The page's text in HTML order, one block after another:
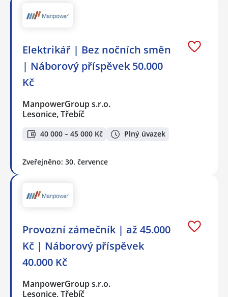
Elektrikář | Bez nočních směn
| Náborový příspěvek 50.000
Kč
ManpowerGroup s.r.o.
Lesonice, Třebíč
40 000 – 45 000 Kč Plný úvazek
Zveřejněno: 30. července
Provozní zámečník | až 45.000
Kč | Náborový příspěvek
40.000 Kč
ManpowerGroup s.r.o.
Lesonice, Třebíč